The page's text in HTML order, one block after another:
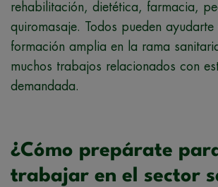
rehabilitación, dietética, farmacia,
quiromasaje. Todos pueden ayudarte
formación amplia en la rama
muchos trabajos relacionados con
demandada.
¿Cómo prepárate
trabajar en el sector